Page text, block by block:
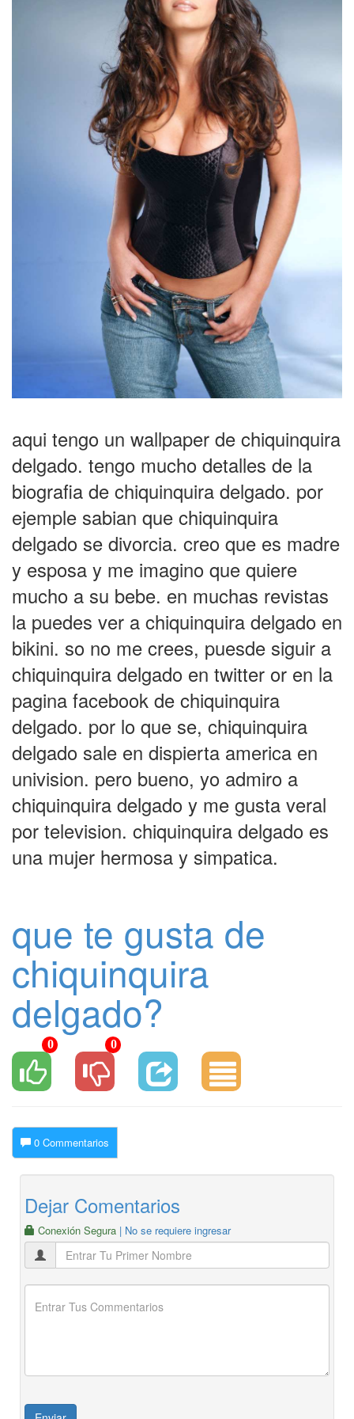
aqui tengo un wallpaper de chiquinquira
delgado. tengo mucho detalles de la
biografia de chiquinquira delgado. por
ejemple sabian que chiquinquira
delgado se divorcia. creo que es madre
y esposa y me imagino que quiere
mucho a su bebe. en muchas revistas
la puedes ver a chiquinquira delgado en
bikini. so no me crees, puesde siguir a
chiquinquira delgado en twitter or en la
pagina facebook de chiquinquira
delgado. por lo que se, chiquinquira
delgado sale en dispierta america en
univision. pero bueno, yo admiro a
chiquinquira delgado y me gusta veral
por television. chiquinquira delgado es
una mujer hermosa y simpatica.
que te gusta de
chiquinquira
delgado?
0 0
0 Commentarios
Dejar Comentarios
Conexión Segura | No se requiere ingresar